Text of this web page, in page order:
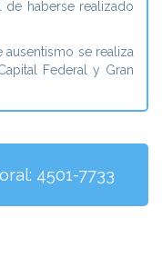
de haberse realizado
se realiza
Federal y Gran
4501-7733